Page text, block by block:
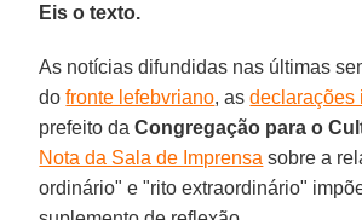
Eis o texto.
As notícias difundidas nas últimas
dofronte lefebvriano, asdeclarações
prefeito daCongregação para o
Nota da Sala de Imprensa sobre a
ordinário" e "rito extraordinário"